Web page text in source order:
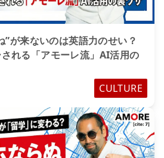
”が来ないのは英語力のせい？
れる「アモーレ流」AI活用の
CULTURE